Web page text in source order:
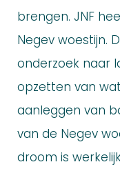
brengen. JNF
Negev woestijn.
onderzoek naar
opzetten van
aanleggen van
van de Negev
droom is